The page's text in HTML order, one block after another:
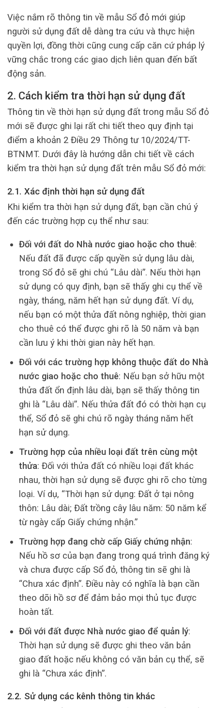
Việc nắm rõ thông tin về mẫu Sổ đỏ mới giúp
người sử dụng đất dễ dàng tra cứu và thực hiện
quyền lợi, đồng thời cũng cung cấp căn cứ pháp lý
vững chắc trong các giao dịch liên quan đến bất
động sản.
2. Cách kiểm tra thời hạn sử dụng đất
Thông tin về thời hạn sử dụng đất trong mẫu Sổ đỏ
mới sẽ được ghi lại rất chi tiết theo quy định tại
điểm a khoản 2 Điều 29 Thông tư 10/2024/TT-
BTNMT. Dưới đây là hướng dẫn chi tiết về cách
kiểm tra thời hạn sử dụng đất trên mẫu Sổ đỏ mới:
2.1. Xác định thời hạn sử dụng đất
Khi kiểm tra thời hạn sử dụng đất, bạn cần chú ý
đến các trường hợp cụ thể như sau:
Đối với đất do Nhà nước giao hoặc cho thuê:
Nếu đất đã được cấp quyền sử dụng lâu dài,
trong Sổ đỏ sẽ ghi chú “Lâu dài”. Nếu thời hạn
sử dụng có quy định, bạn sẽ thấy ghi cụ thể về
ngày, tháng, năm hết hạn sử dụng đất. Ví dụ,
nếu bạn có một thửa đất nông nghiệp, thời gian
cho thuê có thể được ghi rõ là 50 năm và bạn
cần lưu ý khi thời gian này hết hạn.
Đối với các trường hợp không thuộc đất do Nhà
nước giao hoặc cho thuê: Nếu bạn sở hữu một
thửa đất ổn định lâu dài, bạn sẽ thấy thông tin
ghi là “Lâu dài”. Nếu thửa đất đó có thời hạn cụ
thể, Sổ đỏ sẽ ghi chú rõ ngày tháng năm hết
hạn sử dụng.
Trường hợp của nhiều loại đất trên cùng một
thửa: Đối với thửa đất có nhiều loại đất khác
nhau, thời hạn sử dụng sẽ được ghi rõ cho từng
loại. Ví dụ, “Thời hạn sử dụng: Đất ở tại nông
thôn: Lâu dài; Đất trồng cây lâu năm: 50 năm kể
từ ngày cấp Giấy chứng nhận.”
Trường hợp đang chờ cấp Giấy chứng nhận:
Nếu hồ sơ của bạn đang trong quá trình đăng ký
và chưa được cấp Sổ đỏ, thông tin sẽ ghi là
“Chưa xác định”. Điều này có nghĩa là bạn cần
theo dõi hồ sơ để đảm bảo mọi thủ tục được
hoàn tất.
Đối với đất được Nhà nước giao để quản lý:
Thời hạn sử dụng sẽ được ghi theo văn bản
giao đất hoặc nếu không có văn bản cụ thể, sẽ
ghi là “Chưa xác định”.
2.2. Sử dụng các kênh thông tin khác